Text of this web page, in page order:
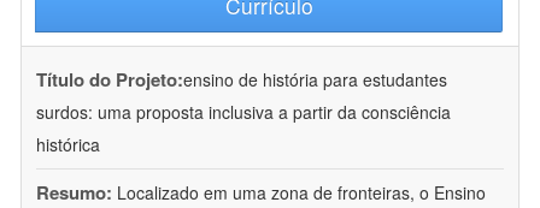
Título do Projeto:ensino de história para estudantes
surdos: uma proposta inclusiva a partir da consciência
histórica
Resumo: Localizado em uma zona de fronteiras, o Ensino